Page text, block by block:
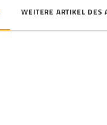
WEITERE ARTIKEL DES